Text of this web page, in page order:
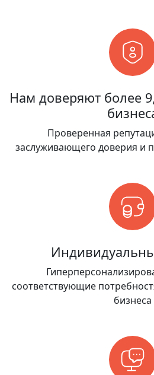
Нам доверяют более
Проверенная
заслуживающего доверия и
соответствующие
бизнеса